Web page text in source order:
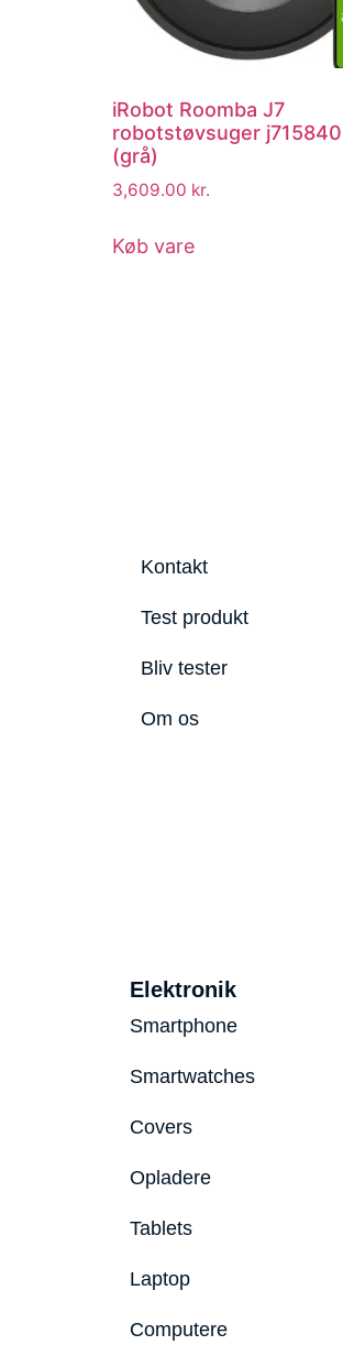
iRobot Roomba J7
robotstøvsuger j715840
(grå)
3,609.00 kr.
Køb vare
Kontakt
Test produkt
Bliv tester
Om os
Elektronik
Smartphone
Smartwatches
Covers
Opladere
Tablets
Laptop
Computere